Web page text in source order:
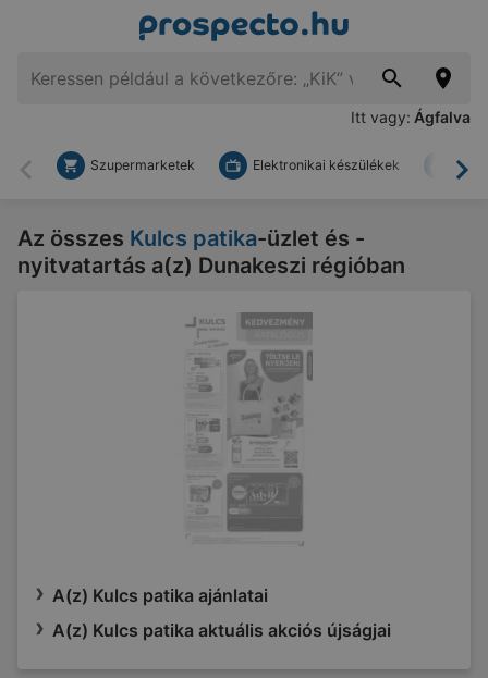
Itt vagy: Ágfalva
Vissza
Szupermarketek Elektronikai készülékek
Az összes Kulcs patika-üzlet és -
nyitvatartás a(z) Dunakeszi régióban
A(z) Kulcs patika ajánlatai
A(z) Kulcs patika aktuális akciós újságjai